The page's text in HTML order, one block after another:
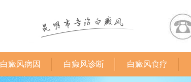
白癜风病因 白癜风诊断 白癜风食疗